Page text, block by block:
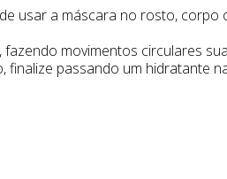
usar a máscara no rosto, corpo
movimentos circulares
passando um hidratante